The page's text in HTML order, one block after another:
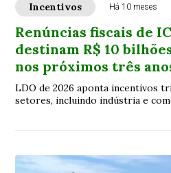
Incentivos Há 10 meses
Renúncias fiscais de
destinam R$ 10
nos próximos três
LDO de 2026 aponta incentivos
setores, incluindo indústria e